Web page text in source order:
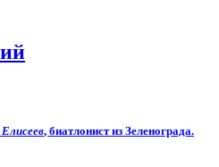
, биатлонист из Зеленограда.